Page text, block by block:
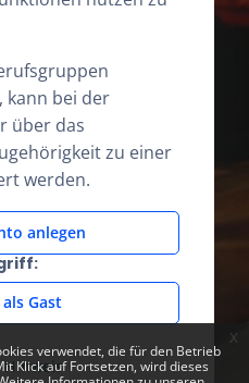
verwendet, die für den Betrieb
Klick auf Fortsetzen, wird dieses
x
kann bei der
über das
zu einer
werden.
anlegen
Gast
Hinweis